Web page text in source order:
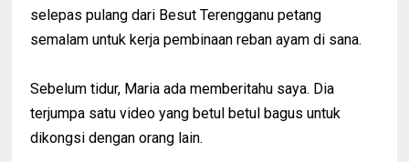
selepas pulang dari Besut Terengganu petang
semalam untuk kerja pembinaan reban ayam di sana.
Sebelum tidur, Maria ada memberitahu saya. Dia
terjumpa satu video yang betul betul bagus untuk
dikongsi dengan orang lain.